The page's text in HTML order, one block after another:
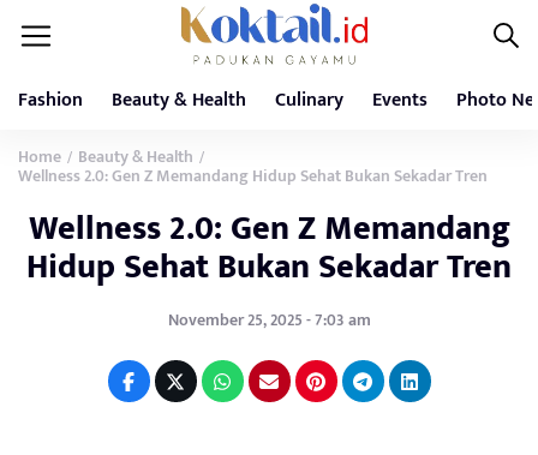
Fashion Beauty & Health Culinary Events Photo
Home / Beauty & Health /
Wellness 2.0: Gen Z Memandang Hidup Sehat Bukan Sekadar Tren
Wellness 2.0: Gen Z Memandang
Hidup Sehat Bukan Sekadar Tren
November 25, 2025 - 7:03 am